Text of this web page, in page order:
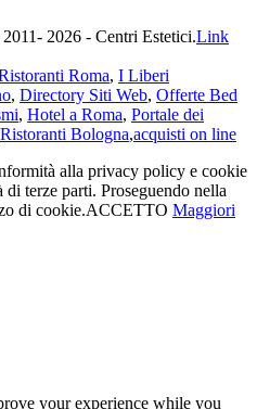
2026 - Centri Estetici.Link
Roma, I Liberi
, Directory Siti Web, Offerte Bed
, Hotel a Roma, Portale dei
Ristoranti Bologna,acquisti on line
alla privacy policy e cookie
terze parti. Proseguendo nella
di cookie.ACCETTO Maggiori
your experience while you